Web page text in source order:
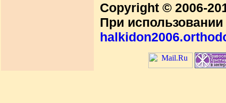
Copyright © 2006-
При